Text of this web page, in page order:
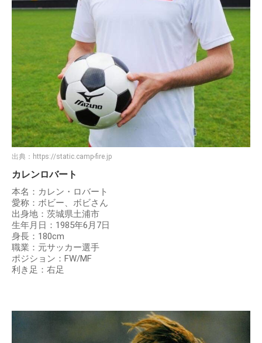
出典： https://static.camp-fire.jp
カレンロバート
本名：カレン・ロバート
愛称：ボビー、ボビさん
出身地：茨城県土浦市
生年月日：1985年6月7日
身長：180cm
職業：元サッカー選手
ポジション：FW/MF
利き足：右足